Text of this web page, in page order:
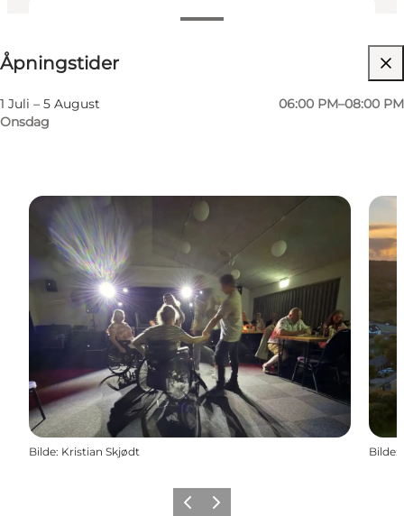
Åpningstider
1 Juli – 5 August
Onsdag
06:00 PM–08:00 PM
Besøk nettside
Bilde: Kristian Skjødt Bilde:
ForrigeNeste